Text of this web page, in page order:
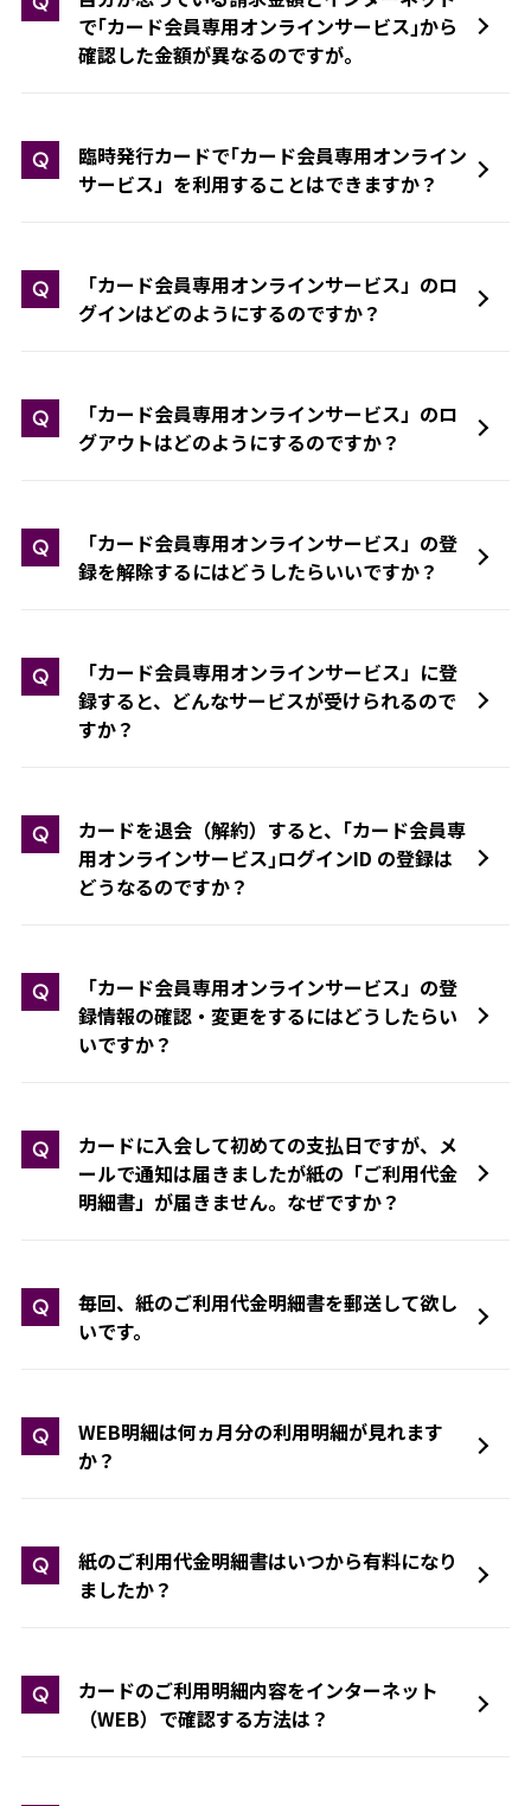
で｢カード会員専用オンラインサービス｣から
確認した金額が異なるのですが。
Q
臨時発行カードで｢カード会員専用オンライン
サービス」を利用することはできますか？
Q
「カード会員専用オンラインサービス」のロ
グインはどのようにするのですか？
Q
「カード会員専用オンラインサービス」のロ
グアウトはどのようにするのですか？
Q
「カード会員専用オンラインサービス」の登
録を解除するにはどうしたらいいですか？
Q
「カード会員専用オンラインサービス」に登
録すると、どんなサービスが受けられるので
すか？
Q
カードを退会（解約）すると、｢カード会員専
用オンラインサービス｣ログインID の登録は
どうなるのですか？
Q
「カード会員専用オンラインサービス」の登
録情報の確認・変更をするにはどうしたらい
いですか？
Q
カードに入会して初めての支払日ですが、メ
ールで通知は届きましたが紙の「ご利用代金
明細書」が届きません。なぜですか？
Q
毎回、紙のご利用代金明細書を郵送して欲し
いです。
Q
WEB明細は何ヵ月分の利用明細が見れます
か？
Q
紙のご利用代金明細書はいつから有料になり
ましたか？
Q
カードのご利用明細内容をインターネット
（WEB）で確認する方法は？